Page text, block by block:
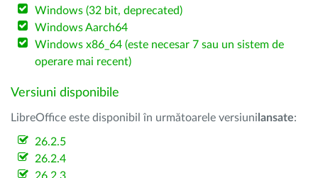
Windows (32 bit, deprecated)
Windows Aarch64
Windows x86_64 (este necesar 7 sau un sistem de
operare mai recent)
Versiuni disponibile
LibreOffice este disponibil în următoarele versiuni lansate:
26.2.5
26.2.4